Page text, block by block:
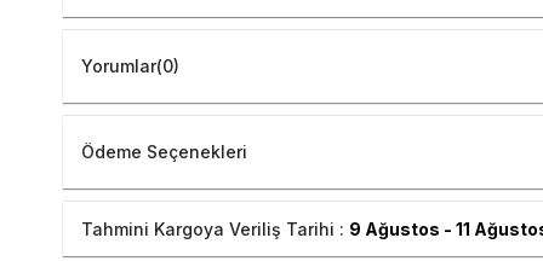
Yorumlar(0)
Ödeme Seçenekleri
Tahmini Kargoya Veriliş Tarihi : 9 Ağustos - 11